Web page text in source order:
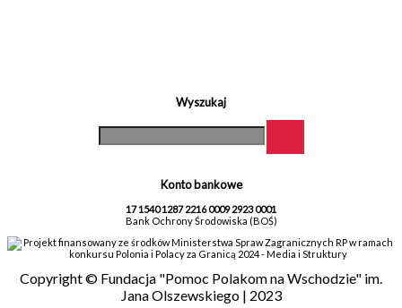
Wyszukaj
Konto bankowe
17 1540 1287 2216 0009 2923 0001
Bank Ochrony Środowiska (BOŚ)
Projekt finansowany ze środków Ministerstwa Spraw Zagranicznych RP w ramach
konkursu Polonia i Polacy za Granicą 2024 - Media i Struktury
Copyright © Fundacja "Pomoc Polakom na Wschodzie" im.
Jana Olszewskiego | 2023